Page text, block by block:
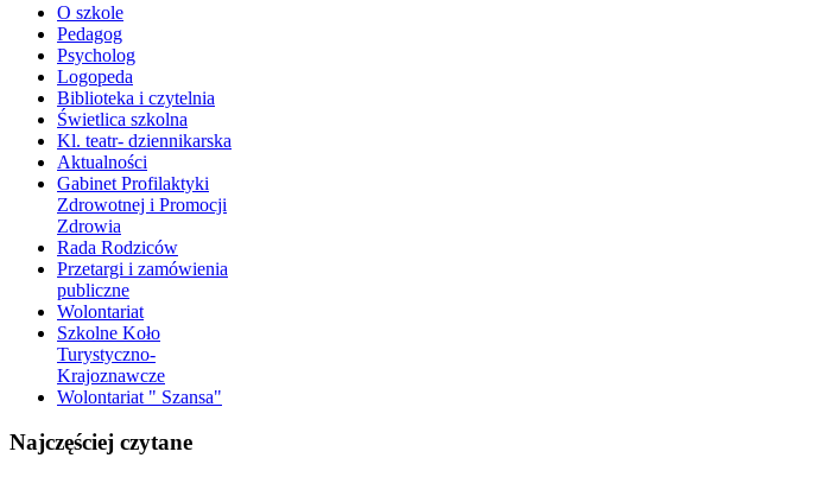
O szkole
Pedagog
Psycholog
Logopeda
Biblioteka i czytelnia
Świetlica szkolna
Kl. teatr- dziennikarska
Aktualności
Gabinet Profilaktyki
Zdrowotnej i Promocji
Zdrowia
Rada Rodziców
Przetargi i zamówienia
publiczne
Wolontariat
Szkolne Koło
Turystyczno-
Krajoznawcze
Wolontariat " Szansa"
Najczęściej czytane